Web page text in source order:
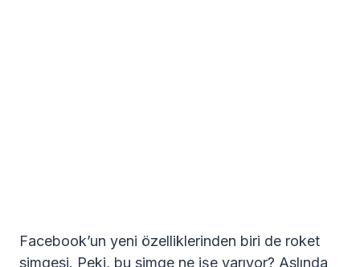
Facebook’un yeni özelliklerinden biri de roket
simgesi. Peki, bu simge ne işe yarıyor? Aslında